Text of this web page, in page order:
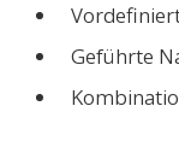
Geführte